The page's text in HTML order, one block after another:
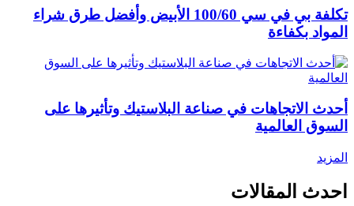
تكلفة بي في سي 100/60 الأبيض وأفضل طرق شراء
المواد بكفاءة
أحدث الاتجاهات في صناعة البلاستيك وتأثيرها على
السوق العالمية
المزيد
احدث المقالات